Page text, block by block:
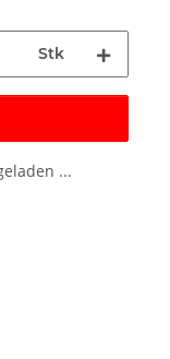
Stk
...